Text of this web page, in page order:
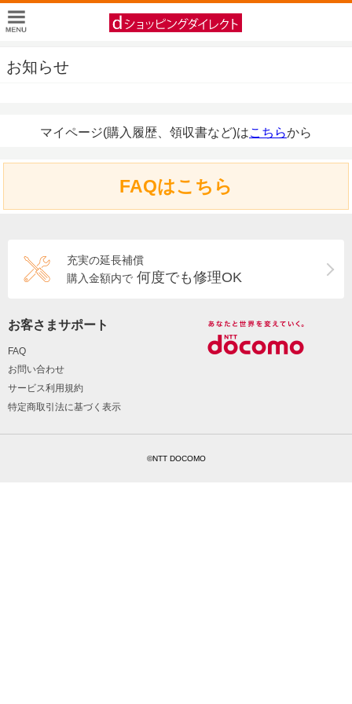
お知らせ
マイページ(購入履歴、領収書など)はこちらから
FAQはこちら
充実の延長補償
購入金額内で 何度でも修理OK
お客さまサポート
FAQ
お問い合わせ
サービス利用規約
特定商取引法に基づく表示
©NTT DOCOMO